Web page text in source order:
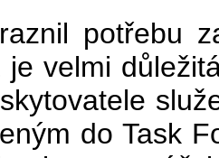
potřebu
je velmi
do Task